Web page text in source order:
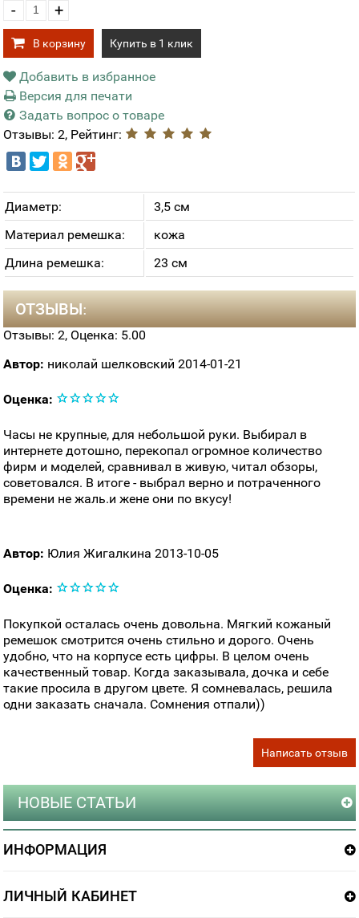
- +
В корзину Купить в 1 клик
Добавить в избранное
Версия для печати
Задать вопрос о товаре
Отзывы: 2, Рейтинг:
Диаметр:
3,5 см
Материал ремешка:
кожа
Длина ремешка:
23 см
ОТЗЫВЫ:
Отзывы:2, Оценка: 5.00
Автор: николай шелковский 2014-01-21
Оценка:
Часы не крупные, для небольшой руки. Выбирал в
интернете дотошно, перекопал огромное количество
фирм и моделей, сравнивал в живую, читал обзоры,
советовался. В итоге - выбрал верно и потраченного
времени не жаль.и жене они по вкусу!
Автор: Юлия Жигалкина 2013-10-05
Оценка:
Покупкой осталась очень довольна. Мягкий кожаный
ремешок смотрится очень стильно и дорого. Очень
удобно, что на корпусе есть цифры. В целом очень
качественный товар. Когда заказывала, дочка и себе
такие просила в другом цвете. Я сомневалась, решила
одни заказать сначала. Сомнения отпали))
Написать отзыв
НОВЫЕ СТАТЬИ
ИНФОРМАЦИЯ
ЛИЧНЫЙ КАБИНЕТ